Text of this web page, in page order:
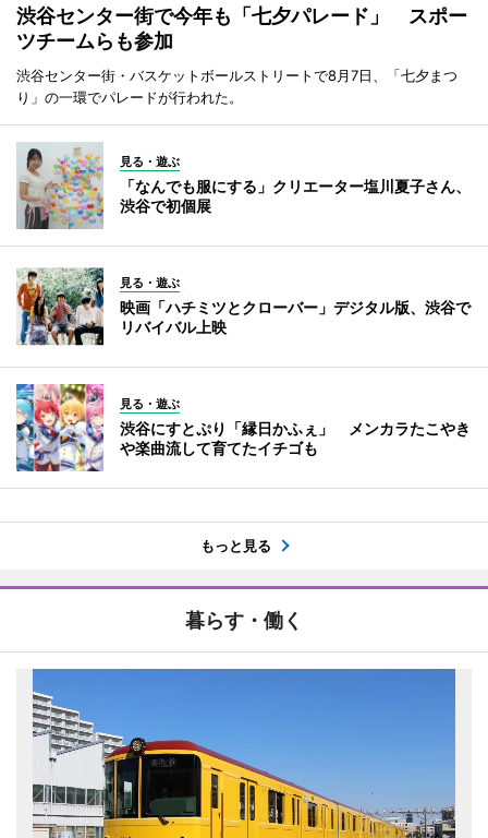
渋谷センター街で今年も「七夕パレード」 スポー
ツチームらも参加
渋谷センター街・バスケットボールストリートで8月7日、「七夕まつ
り」の一環でパレードが行われた。
見る・遊ぶ
「なんでも服にする」クリエーター塩川夏子さん、
渋谷で初個展
見る・遊ぶ
映画「ハチミツとクローバー」デジタル版、渋谷で
リバイバル上映
見る・遊ぶ
渋谷にすとぷり「縁日かふぇ」 メンカラたこやき
や楽曲流して育てたイチゴも
もっと見る
暮らす・働く